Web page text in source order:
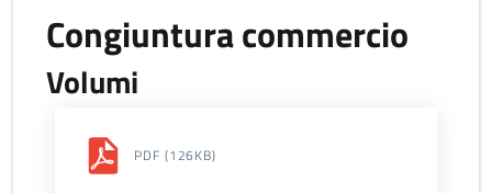
Congiuntura commercio
Volumi
PDF (126KB)